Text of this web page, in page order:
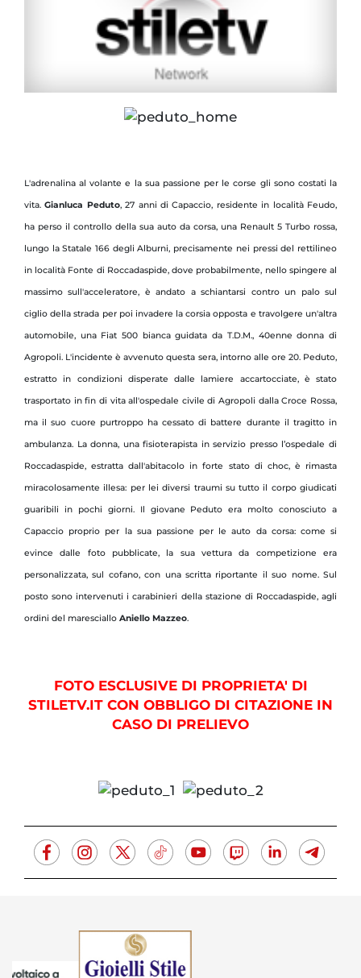
L'adrenalina al volante e la sua passione per le corse gli sono costati la
vita.Gianluca Peduto, 27 anni di Capaccio, residente in località Feudo,
ha perso il controllo della sua auto da corsa, una Renault 5 Turbo rossa,
lungo la Statale 166 degli Alburni, precisamente nei pressi del rettilineo
in località Fonte di Roccadaspide, dove probabilmente, nello spingere al
massimo sull'acceleratore, è andato a schiantarsi contro un palo sul
ciglio della strada per poi invadere la corsia opposta e travolgere un'altra
automobile, una Fiat 500 bianca guidata da T.D.M., 40enne donna di
Agropoli. L'incidente è avvenuto questa sera, intorno alle ore 20. Peduto,
estratto in condizioni disperate dalle lamiere accartocciate, è stato
trasportato in fin di vita all'ospedale civile di Agropoli dalla Croce Rossa,
ma il suo cuore purtroppo ha cessato di battere durante il tragitto in
ambulanza. La donna, una fisioterapista in servizio presso l’ospedale di
Roccadaspide, estratta dall'abitacolo in forte stato di choc, è rimasta
miracolosamente illesa: per lei diversi traumi su tutto il corpo giudicati
guaribili in pochi giorni. Il giovane Peduto era molto conosciuto a
Capaccio proprio per la sua passione per le auto da corsa: come si
evince dalle foto pubblicate, la sua vettura da competizione era
personalizzata, sul cofano, con una scritta riportante il suo nome. Sul
posto sono intervenuti i carabinieri della stazione di Roccadaspide, agli
ordini del maresciallo Aniello Mazzeo.
FOTO ESCLUSIVE DI PROPRIETA' DI
STILETV.IT CON OBBLIGO DI CITAZIONE IN
CASO DI PRELIEVO